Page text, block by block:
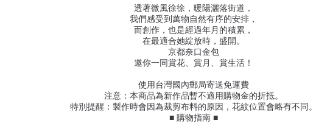
透著微風徐徐，暖陽灑落街道，
我們感受到萬物自然有序的安排，
而創作，也是經過年月的積累，
在最適合她綻放時，盛開。
京都奈口金包
邀你一同賞花、賞月、賞生活！
使用台灣國內郵局寄送免運費
注意：本商品為新作品暫不適用購物金的折抵。
特別提醒：製作時會因為裁剪布料的原因，花紋位置會略有不同。
■ 購物指南 ■